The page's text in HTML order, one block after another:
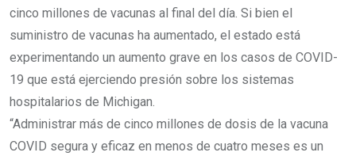
cinco millones de vacunas al final del día. Si bien el
suministro de vacunas ha aumentado, el estado está
experimentando un aumento grave en los casos de COVID-
19 que está ejerciendo presión sobre los sistemas
hospitalarios de Michigan.
“Administrar más de cinco millones de dosis de la vacuna
COVID segura y eficaz en menos de cuatro meses es un